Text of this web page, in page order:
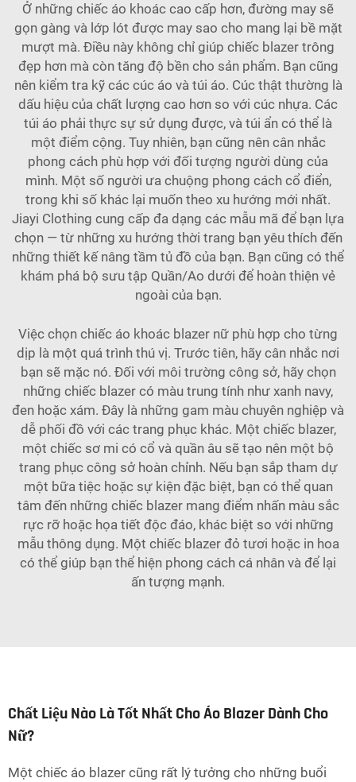
Ở những chiếc áo khoác cao cấp hơn, đường may sẽ
gọn gàng và lớp lót được may sao cho mang lại bề mặt
mượt mà. Điều này không chỉ giúp chiếc blazer trông
đẹp hơn mà còn tăng độ bền cho sản phẩm. Bạn cũng
nên kiểm tra kỹ các cúc áo và túi áo. Cúc thật thường là
dấu hiệu của chất lượng cao hơn so với cúc nhựa. Các
túi áo phải thực sự sử dụng được, và túi ẩn có thể là
một điểm cộng. Tuy nhiên, bạn cũng nên cân nhắc
phong cách phù hợp với đối tượng người dùng của
mình. Một số người ưa chuộng phong cách cổ điển,
trong khi số khác lại muốn theo xu hướng mới nhất.
Jiayi Clothing cung cấp đa dạng các mẫu mã để bạn lựa
chọn — từ những xu hướng thời trang bạn yêu thích đến
những thiết kế nâng tầm tủ đồ của bạn. Bạn cũng có thể
khám phá bộ sưu tập Quần/Ao dưới để hoàn thiện vẻ
ngoài của bạn.
Việc chọn chiếc áo khoác blazer nữ phù hợp cho từng
dịp là một quá trình thú vị. Trước tiên, hãy cân nhắc nơi
bạn sẽ mặc nó. Đối với môi trường công sở, hãy chọn
những chiếc blazer có màu trung tính như xanh navy,
đen hoặc xám. Đây là những gam màu chuyên nghiệp và
dễ phối đồ với các trang phục khác. Một chiếc blazer,
một chiếc sơ mi có cổ và quần âu sẽ tạo nên một bộ
trang phục công sở hoàn chỉnh. Nếu bạn sắp tham dự
một bữa tiệc hoặc sự kiện đặc biệt, bạn có thể quan
tâm đến những chiếc blazer mang điểm nhấn màu sắc
rực rỡ hoặc họa tiết độc đáo, khác biệt so với những
mẫu thông dụng. Một chiếc blazer đỏ tươi hoặc in hoa
có thể giúp bạn thể hiện phong cách cá nhân và để lại
ấn tượng mạnh.
Chất Liệu Nào Là Tốt Nhất Cho Áo Blazer Dành Cho
Nữ?
Một chiếc áo blazer cũng rất lý tưởng cho những buổi